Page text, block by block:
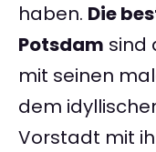
haben. Die
Potsdam sind
mit seinen
dem
Vorstadt mit